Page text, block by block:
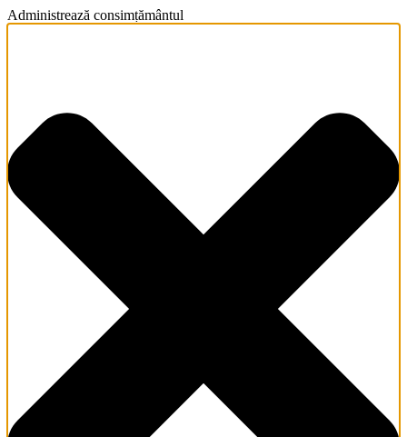
Administrează consimțământul